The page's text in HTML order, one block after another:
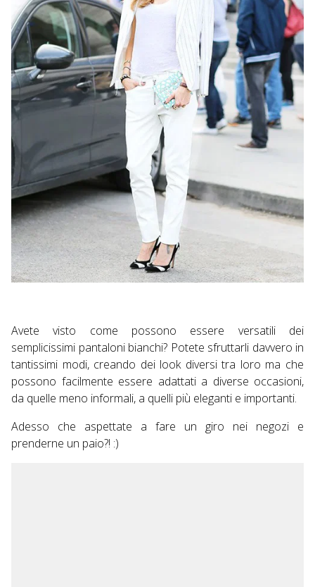
Avete visto come possono essere versatili dei
semplicissimi pantaloni bianchi? Potete sfruttarli davvero in
tantissimi modi, creando dei look diversi tra loro ma che
possono facilmente essere adattati a diverse occasioni,
da quelle meno informali, a quelli più eleganti e importanti.
Adesso che aspettate a fare un giro nei negozi e
prenderne un paio?! :)